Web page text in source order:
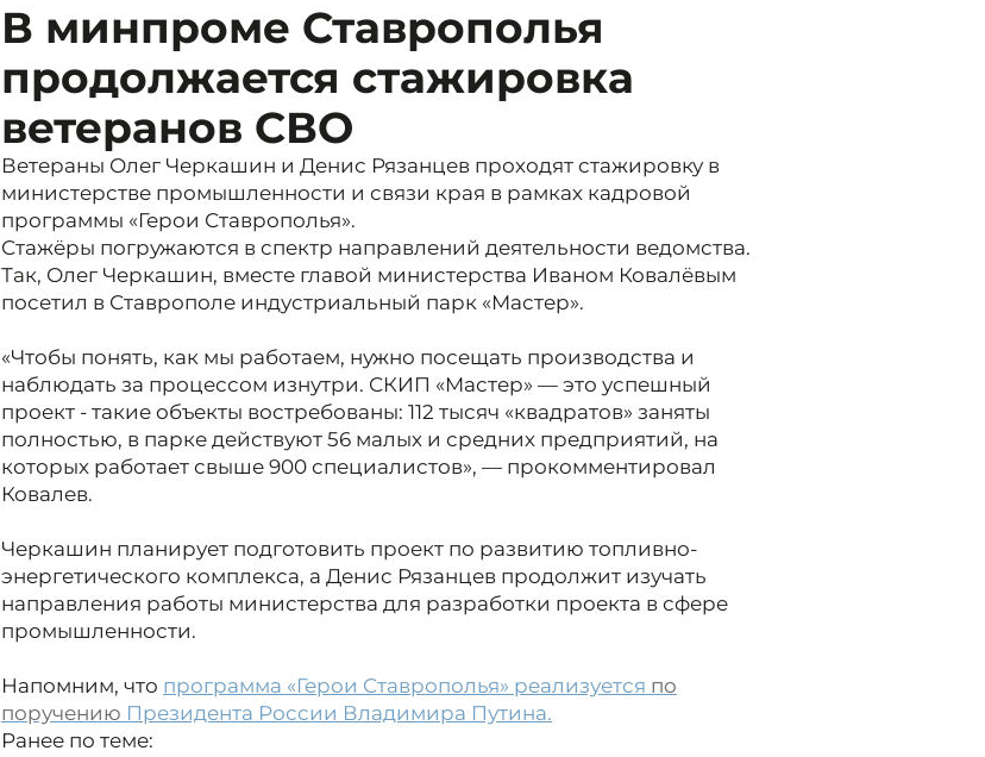
В минпроме Ставрополья
продолжается стажировка
ветеранов СВО
Ветераны Олег Черкашин и Денис Рязанцев проходят стажировку в
министерстве промышленности и связи края в рамках кадровой
программы «Герои Ставрополья».
Стажёры погружаются в спектр направлений деятельности ведомства.
Так, Олег Черкашин, вместе главой министерства Иваном Ковалёвым
посетил в Ставрополе индустриальный парк «Мастер».
«Чтобы понять, как мы работаем, нужно посещать производства и
наблюдать за процессом изнутри. СКИП «Мастер» — это успешный
проект - такие объекты востребованы: 112 тысяч «квадратов» заняты
полностью, в парке действуют 56 малых и средних предприятий, на
которых работает свыше 900 специалистов», — прокомментировал
Ковалев.
Черкашин планирует подготовить проект по развитию топливно-
энергетического комплекса, а Денис Рязанцев продолжит изучать
направления работы министерства для разработки проекта в сфере
промышленности.
Напомним, что программа «Герои Ставрополья» реализуется по
поручению Президента России Владимира Путина.
Ранее по теме: